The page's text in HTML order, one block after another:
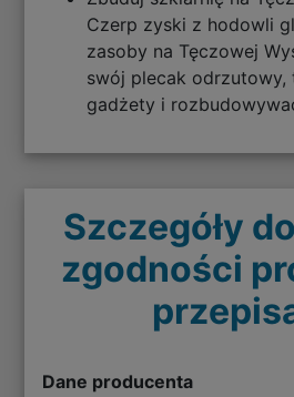
Czerp zyski z hodowli
zasoby na Tęczowej
swój plecak
gadżety i
Szczegóły
zgodności
Dane producenta